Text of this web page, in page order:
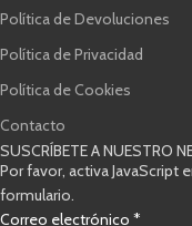
Política de Devoluciones
Política de Privacidad
Política de Cookies
Contacto
SUSCRÍBETE A NUESTRO
Por favor, activa JavaScript
formulario.
Correo electrónico *